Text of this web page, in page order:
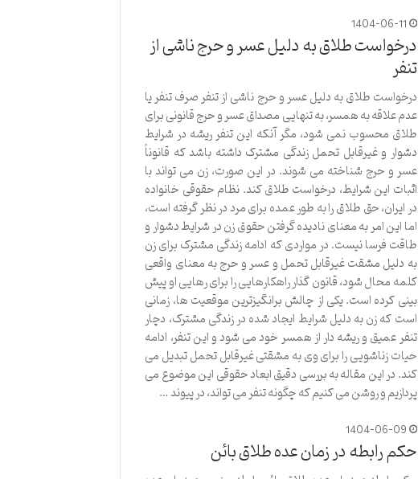
1404-06-11
درخواست طلاق به دلیل عسر و حرج ناشی از
تنفر
درخواست طلاق به دلیل عسر و حرج ناشی از تنفر صرف تنفر یا
عدم علاقه به همسر، به تنهایی مصداق عسر و حرج قانونی برای
طلاق محسوب نمی شود، مگر آنکه این تنفر ریشه در شرایط
دشوار و غیرقابل تحمل زندگی مشترک داشته باشد که قانوناً
عسر و حرج شناخته می شوند. در این صورت، زن می تواند با
اثبات این شرایط، درخواست طلاق کند. نظام حقوقی خانواده
در ایران، حق طلاق را به طور عمده برای مرد در نظر گرفته است،
اما این امر به معنای نادیده گرفتن حقوق زن در شرایط دشوار و
طاقت فرسا نیست. در مواردی که ادامه زندگی مشترک برای زن
به دلیل مشقت غیرقابل تحمل و عسر و حرج به معنای واقعی
کلمه محال شود، قانون گذار راهکارهایی را برای رهایی او پیش
بینی کرده است. یکی از چالش برانگیزترین موقعیت ها، زمانی
است که زن به دلیل شرایط ایجاد شده در زندگی مشترک، دچار
تنفر عمیق و ریشه دار از همسر خود می شود و این تنفر، ادامه
حیات زناشویی را برای وی به مشقتی غیرقابل تحمل تبدیل می
کند. در این مقاله به بررسی دقیق ابعاد حقوقی این موضوع می
پردازیم و روشن می کنیم که چگونه تنفر می تواند، در پیوند …
1404-06-09
حکم رابطه در زمان عده طلاق بائن